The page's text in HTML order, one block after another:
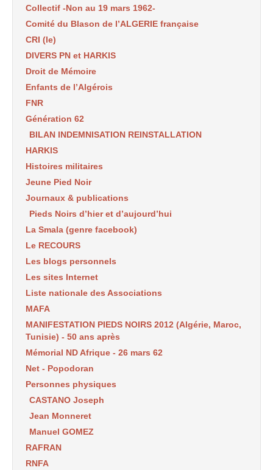
Collectif -Non au 19 mars 1962-
Comité du Blason de l’ALGERIE française
CRI (le)
DIVERS PN et HARKIS
Droit de Mémoire
Enfants de l’Algérois
FNR
Génération 62
BILAN INDEMNISATION REINSTALLATION
HARKIS
Histoires militaires
Jeune Pied Noir
Journaux & publications
Pieds Noirs d’hier et d’aujourd’hui
La Smala (genre facebook)
Le RECOURS
Les blogs personnels
Les sites Internet
Liste nationale des Associations
MAFA
MANIFESTATION PIEDS NOIRS 2012 (Algérie, Maroc,
Tunisie) - 50 ans après
Mémorial ND Afrique - 26 mars 62
Net - Popodoran
Personnes physiques
CASTANO Joseph
Jean Monneret
Manuel GOMEZ
RAFRAN
RNFA